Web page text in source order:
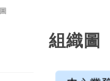
組織圖